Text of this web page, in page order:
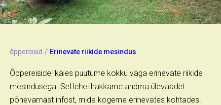
õppereisid / Erinevate riikide mesindus
Õppereisidel käies puutume kokku väga erinevate riikide
mesindusega. Sel lehel hakkame andma ülevaadet
põnevamast infost, mida kogeme erinevates kohtades.